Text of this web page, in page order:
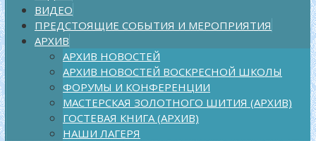
ВИДЕО
ПРЕДСТОЯЩИЕ СОБЫТИЯ И МЕРОПРИЯТИЯ
АРХИВ
АРХИВ НОВОСТЕЙ
АРХИВ НОВОСТЕЙ ВОСКРЕСНОЙ ШКОЛЫ
ФОРУМЫ И КОНФЕРЕНЦИИ
МАСТЕРСКАЯ ЗОЛОТНОГО ШИТИЯ (АРХИВ)
ГОСТЕВАЯ КНИГА (АРХИВ)
НАШИ ЛАГЕРЯ